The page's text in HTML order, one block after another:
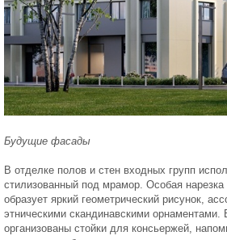
Будущие фасады
В отделке полов и стен входных групп
стилизованный под мрамор. Особая нарезка
образует яркий геометрический рисунок,
этническими скандинавскими орнаментами.
организованы стойки для консьержей,